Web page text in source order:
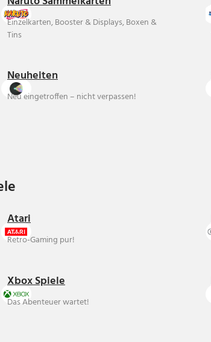
Einzelkarten, Booster & Displays, Boxen &
Tins
Neuheiten
Neu eingetroffen – nicht verpassen!
Atari
Retro-Gaming pur!
Xbox Spiele
Das Abenteuer wartet!